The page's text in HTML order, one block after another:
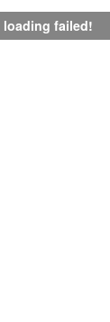
loading failed!